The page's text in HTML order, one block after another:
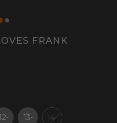
FRANK
13- 14-